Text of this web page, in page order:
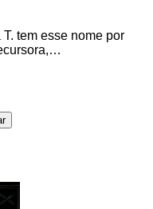
tem esse nome por